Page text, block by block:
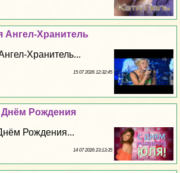
Ангел-Хранитель
Хранитель...
15 07 2026 12:32:45
Рождения
Рождения...
14 07 2026 23:13:35